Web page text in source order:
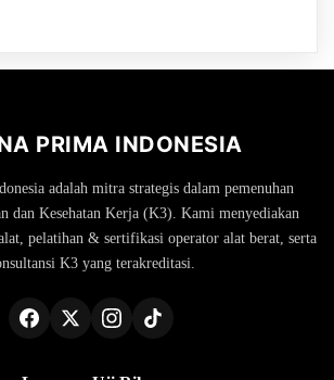
PRIMA INDONESIA
adalah mitra strategis dalam pemenuhan
dan Kesehatan Kerja (K3). Kami menyediakan
pelatihan & sertifikasi operator alat berat, serta
K3 yang terakreditasi.